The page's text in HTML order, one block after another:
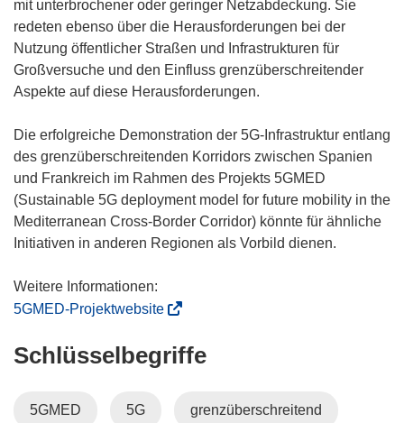
e
m
F
s
t
e
r
)
i
n
n
e
m
F
e
n
s
f
n
e
t
n
n
e
u
e
m
e
n
t
)
mit unterbrochener oder geringer Netzabdeckung. Sie
redeten ebenso über die Herausforderungen bei der
Nutzung öffentlicher Straßen und Infrastrukturen für
Großversuche und den Einfluss grenzüberschreitender
Aspekte auf diese Herausforderungen.
Die erfolgreiche Demonstration der 5G-Infrastruktur entlang
des grenzüberschreitenden Korridors zwischen Spanien
und Frankreich im Rahmen des Projekts 5GMED
(Sustainable 5G deployment model for future mobility in the
Mediterranean Cross-Border Corridor) könnte für ähnliche
Initiativen in anderen Regionen als Vorbild dienen.
5GMED-Projektwebsite(
f
Schlüsselbegriffe
5GMED 5G grenzüberschreitend